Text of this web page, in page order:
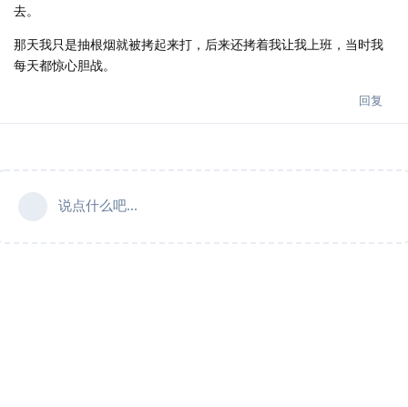
去。
那天我只是抽根烟就被拷起来打，后来还拷着我让我上班，当时我
每天都惊心胆战。
回复
说点什么吧...